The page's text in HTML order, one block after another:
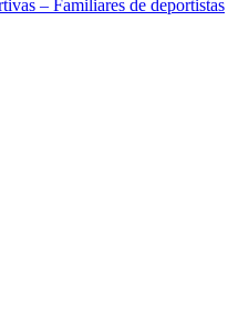
– Familiares de deportistas